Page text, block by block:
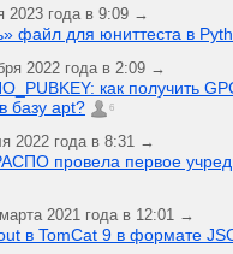
2023 года в 9:09 →
файл для юниттеста в
2022 года в 2:09 →
как получить
базу apt?
6
2022 года в 8:31 →
провела первое
2021 года в 12:01 →
в TomCat 9 в формате